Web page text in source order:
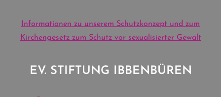
Informationen zu unserem Schutzkonzept und zum
Kirchengesetz zum Schutz vor sexualisierter Gewalt
EV. STIFTUNG IBBENBÜREN